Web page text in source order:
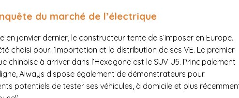
du marché de l’électrique
en janvier dernier, le constructeur tente de s’imposer en Europe.
choisi pour l’importation et la distribution de ses VE. Le premier
chinoise à arriver dans l’Hexagone est le SUV U5. Principalement
Aiways dispose également de démonstrateurs pour
potentiels de tester ses véhicules, à domicile et plus